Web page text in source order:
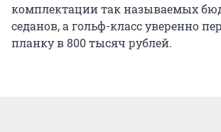
комплектации так называемых
седанов, а гольф-класс уверенно
планку в 800 тысяч рублей.